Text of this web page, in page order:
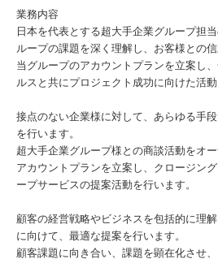
業務内容
日本を代表とする超大手企業グループ担
ループの課題を深く理解し、お客様との
当グループのアカウントプランを立案し
ルスと共にプロジェクト成功に向けた活動
接点のない企業様に対して、あらゆる手
を行います。
超大手企業グループ様との商談活動をオ
アカウントプランを立案し、クロージン
ープサービスの提案活動を行います。
顧客の経営戦略やビジネスを包括的に理
に向けて、最適な提案を行います。
顧客課題に向き合い、課題を顕在化させ